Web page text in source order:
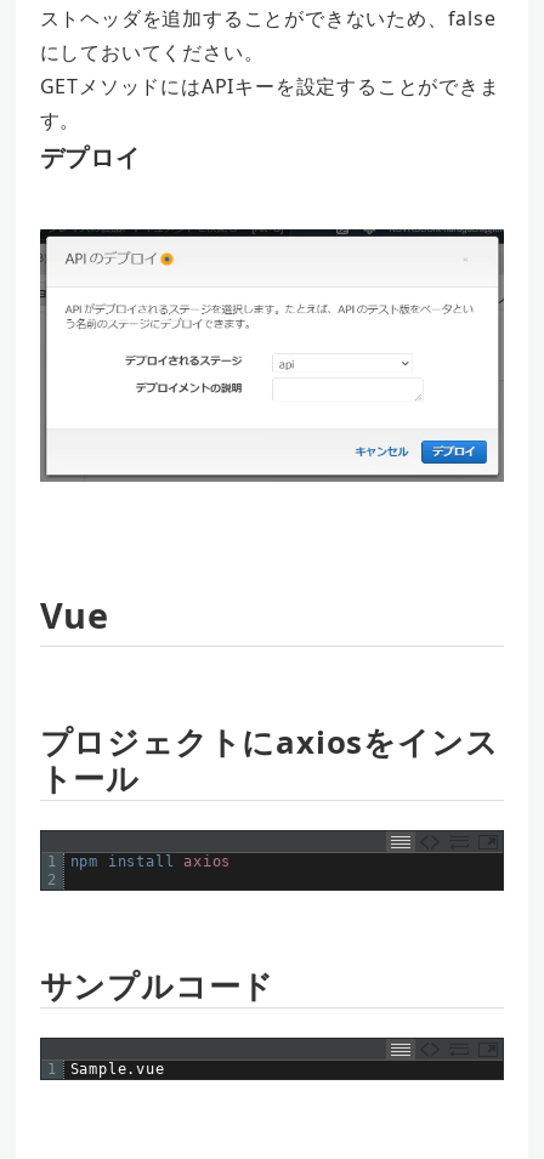
ストヘッダを追加することができないため、false
にしておいてください。
GETメソッドにはAPIキーを設定することができま
す。
デプロイ
Vue
プロジェクトにaxiosをインス
トール
1
2
npm install axios
サンプルコード
1 Sample.vue